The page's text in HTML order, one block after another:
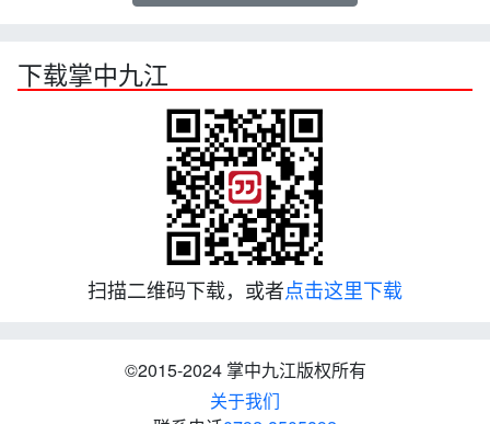
下载掌中九江
扫描二维码下载，或者点击这里下载
©2015-2024 掌中九江版权所有
关于我们